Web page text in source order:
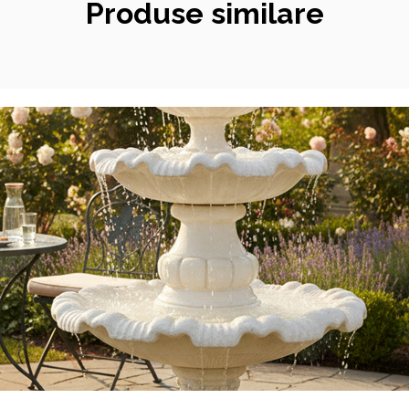
Produse similare